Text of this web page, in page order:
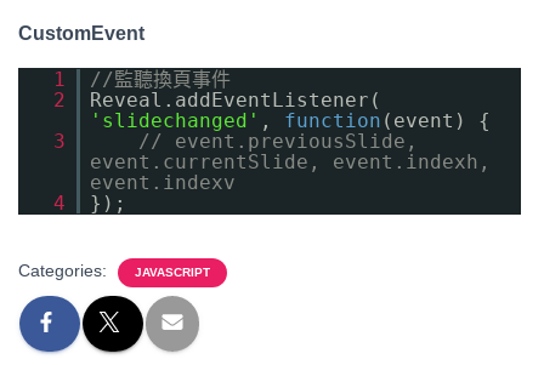
CustomEvent
1
//監聽換頁事件
2
Reveal.addEventListener(
'slidechanged' , function (event) {
3
// event.previousSlide,
event.currentSlide, event.indexh,
event.indexv
4
});
Categories: JAVASCRIPT